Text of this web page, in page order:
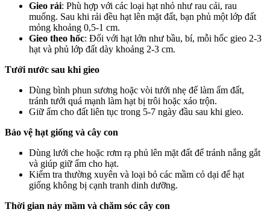
Gieo rải: Phù hợp với các loại hạt nhỏ như rau cải, rau
muống. Sau khi rải đều hạt lên mặt đất, bạn phủ một lớp đất
mỏng khoảng 0,5-1 cm.
Gieo theo hốc: Đối với hạt lớn như bầu, bí, mỗi hốc gieo 2-3
hạt và phủ lớp đất dày khoảng 2-3 cm.
Tưới nước sau khi gieo
Dùng bình phun sương hoặc vòi tưới nhẹ để làm ẩm đất,
tránh tưới quá mạnh làm hạt bị trôi hoặc xáo trộn.
Giữ ẩm cho đất liên tục trong 5-7 ngày đầu sau khi gieo.
Bảo vệ hạt giống và cây con
Dùng lưới che hoặc rơm rạ phủ lên mặt đất để tránh nắng gắt
và giúp giữ ẩm cho hạt.
Kiểm tra thường xuyên và loại bỏ các mầm cỏ dại để hạt
giống không bị cạnh tranh dinh dưỡng.
Thời gian nảy mầm và chăm sóc cây con